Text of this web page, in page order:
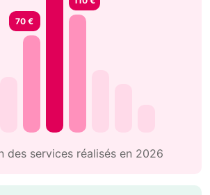
70 €
des services réalisés en 2026